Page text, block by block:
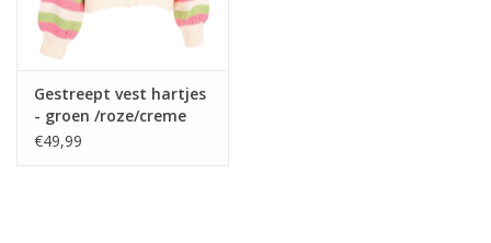
Gestreept vest hartjes
- groen /roze/creme
€49,99